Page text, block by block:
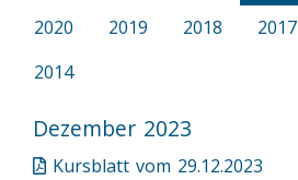
2020
2019 2018 2017
2014
Dezember 2023
Kursblatt vom 29.12.2023